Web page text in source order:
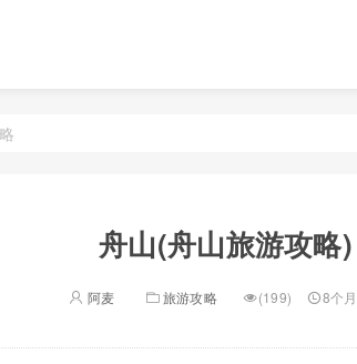
舟山(舟山旅游攻略)
阿麦 旅游攻略 (199) 8个